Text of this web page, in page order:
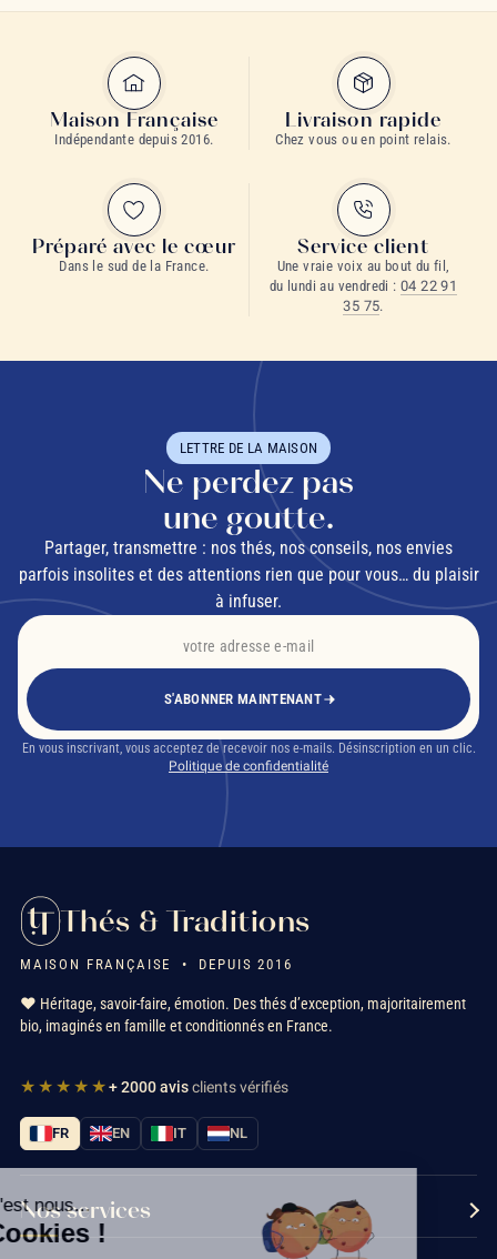
Maison Française
Indépendante depuis 2016.
Livraison rapide
Chez vous ou en point relais.
Préparé avec le cœur
Dans le sud de la France.
Service client
Une vraie voix au bout du fil,
du lundi au vendredi :04 22 91
35 75.
LETTRE DE LA MAISON
Ne perdez pas
une goutte.
Partager, transmettre : nos thés, nos conseils, nos envies
parfois insolites et des attentions rien que pour vous… du plaisir
à infuser.
S'ABONNER MAINTENANT
En vous inscrivant, vous acceptez de recevoir nos e-mails. Désinscription en un clic.
Politique de confidentialité
Thés & Traditions
MAISON FRANÇAISE • DEPUIS 2016
❤️ Héritage, savoir-faire, émotion. Des thés d’exception, majoritairement
bio, imaginés en famille et conditionnés en France.
★★★★★+ 2000 avisclients vérifiés
FR EN IT NL
Nos services
Salut c'est nous...
les Cookies !